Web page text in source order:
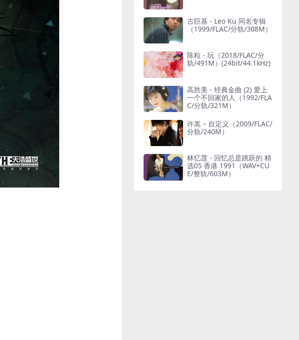
古巨基 - Leo Ku 同名专辑
（1999/FLAC/分轨/308M）
陈粒 - 玩（2018/FLAC/分
轨/491M）(24bit/44.1kHz)
高胜美 - 经典金曲 (2) 爱上
一个不回家的人（1992/FLA
C/分轨/321M）
许嵩 – 自定义（2009/FLAC/
分轨/240M）
林忆莲 - 回忆总是跳跃的 精
选05 香港 1991（WAV+CU
E/整轨/603M）